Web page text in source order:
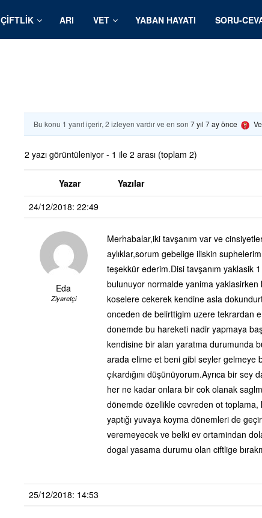
ÇIFTLIK ARI VET YABAN HAYATI SORU-
Bu konu 1 yanıt içerir, 2 izleyen vardır ve en son 7 yıl 7 ay önce
2 yazı görüntüleniyor - 1 ile 2 arası (toplam 2)
Yazar
Yazılar
24/12/2018: 22:49
Eda
Ziyaretçi
Merhabalar,iki tavşanım var ve
aylıklar,sorum gebelige iliskin
teşekkür ederim.Disi tavşanım yaklasik
bulunuyor normalde yanima
koselere cekerek kendine asla
onceden de belirttigim uzere tekrardan
donemde bu hareketi nadir yapmaya
kendisine bir alan yaratma durumunda
arada elime et beni gibi seyler gelmeye
çıkardığını düşünüyorum.Ayrıca bir
her ne kadar onlara bir cok olanak
dönemde özellikle cevreden ot toplama,
yaptığı yuvaya koyma dönemleri de
veremeyecek ve belki ev ortamindan
dogal yasama durumu olan ciftlige
25/12/2018: 14:53